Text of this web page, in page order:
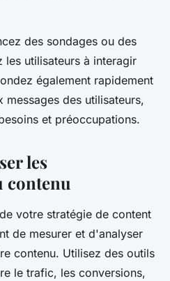
des sondages ou des
utilisateurs à interagir
également rapidement
messages des utilisateurs,
et préoccupations.
les
contenu
votre stratégie de content
de mesurer et d'analyser
contenu. Utilisez des outils
le trafic, les conversions,